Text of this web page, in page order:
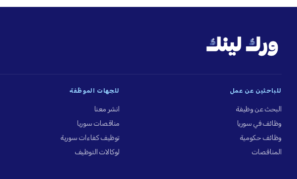
للباحثين عن عمل
البحث عن وظيفة
وظائف في سوريا
وظائف حكومية
المناقصات
للجهات الموظِّفة
انشر معنا
مناقصات سوريا
توظيف كفاءات سورية
لوكالات التوظيف